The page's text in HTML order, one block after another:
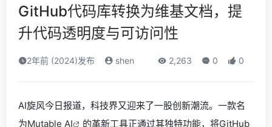
GitHub代码库转换为维基文档，提
升代码透明度与可访问性
2年前 (2024)发布 shen 2,263 0 0
AI旋风今日报道，科技界又迎来了一股创新潮流。一款名
为Mutable AI
的革新工具正通过其独特功能，将GitHub